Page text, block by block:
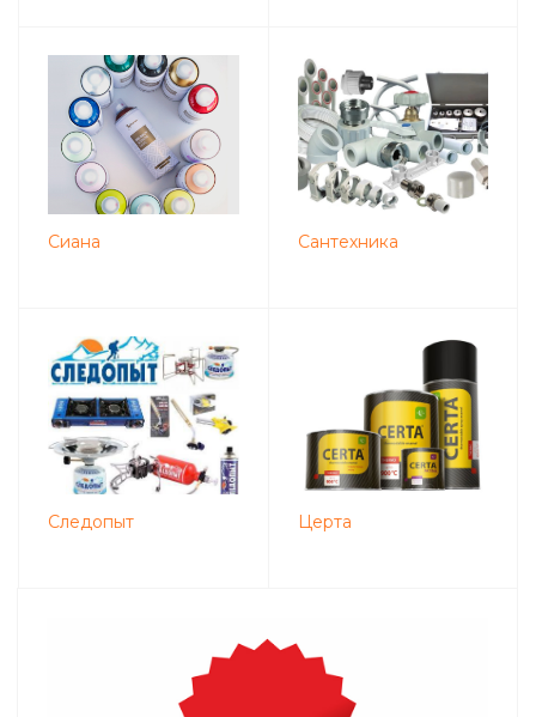
Сиана Сантехника
Следопыт Церта